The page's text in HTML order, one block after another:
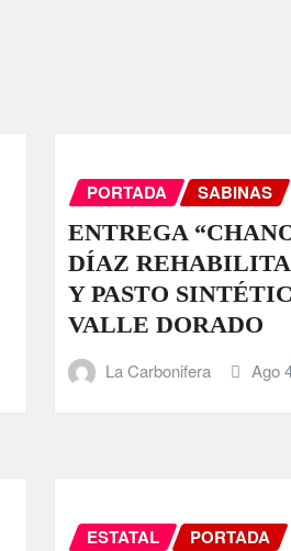
PORTADA SABINAS
ENTREGA
DÍAZ
Y PASTO
VALLE DORADO
La Carbonifera Ago
ESTATAL PORTADA